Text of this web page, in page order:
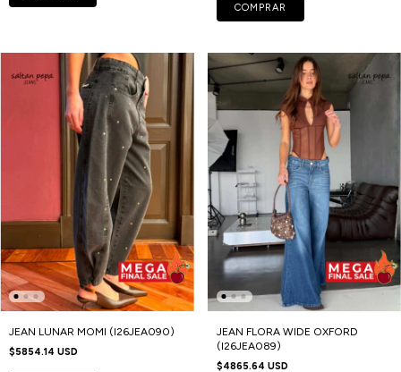
COMPRAR
JEAN LUNAR MOMI (I26JEA090)
$5854.14 USD
JEAN FLORA WIDE OXFORD
(I26JEA089)
$4865.64 USD